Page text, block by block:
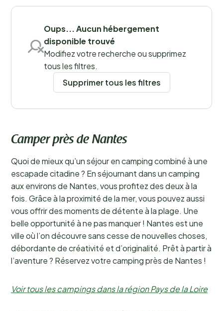
Sauvegarder les filtres
Oups... Aucun hébergement
disponible trouvé
Modifiez votre recherche ou supprimez
tous les filtres.
Supprimer tous les filtres
Camper près de Nantes
Quoi de mieux qu’un séjour en camping combiné à une
escapade citadine ? En séjournant dans un camping
aux environs de Nantes, vous profitez des deux à la
fois. Grâce à la proximité de la mer, vous pouvez aussi
vous offrir des moments de détente à la plage. Une
belle opportunité à ne pas manquer ! Nantes est une
ville où l’on découvre sans cesse de nouvelles choses,
débordante de créativité et d’originalité. Prêt à partir à
l’aventure ? Réservez votre camping près de Nantes !
Voir tous les campings dans la région Pays de la Loire